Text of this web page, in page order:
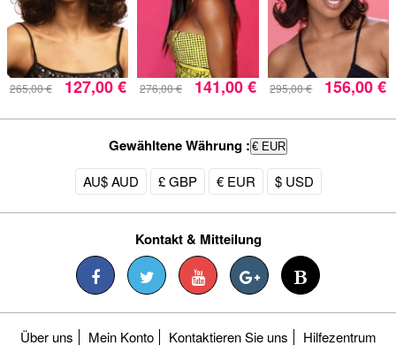
265,00 € 127,00 € 276,00 € 141,00 € 295,00 € 156,00 €
Gewähltene Währung : € EUR
AU$ AUD £ GBP € EUR $ USD
Kontakt & Mitteilung
Über uns Mein Konto Kontaktieren Sie uns Hilfezentrum